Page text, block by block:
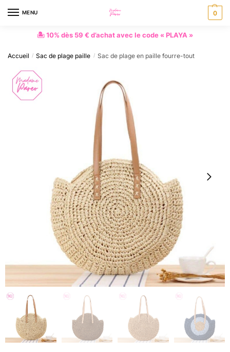
MENU 0
🏝 10% dès 59 € d’achat avec le code « PLAYA »
Accueil / Sac de plage paille / Sac de plage en paille fourre-tout